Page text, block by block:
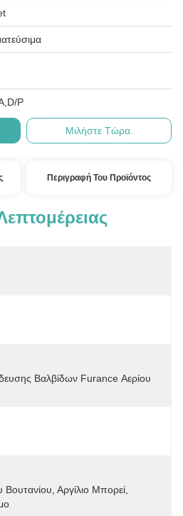
P
Μιλήστε Τώρα.
Περιγραφή Του Προϊόντος
Βαλβίδων Furance Αερίου
Βουτανίου, Αργίλιο Μπορεί,